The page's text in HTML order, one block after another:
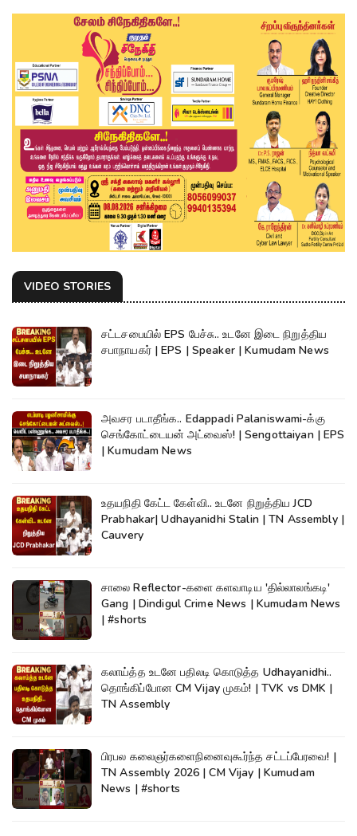
VIDEO STORIES
சட்டசபையில் EPS பேச்சு.. உடனே இடை நிறுத்திய
சபாநாயகர் | EPS | Speaker | Kumudam News
அவசர படாதீங்க.. Edappadi Palaniswami-க்கு
செங்கோட்டையன் அட்வைஸ்! | Sengottaiyan | EPS
| Kumudam News
உதயநிதி கேட்ட கேள்வி.. உடனே நிறுத்திய JCD
Prabhakar| Udhayanidhi Stalin | TN Assembly |
Cauvery
சாலை Reflector-களை களவாடிய 'தில்லாலங்கடி'
Gang | Dindigul Crime News | Kumudam News
| #shorts
கலாய்த்த உடனே பதிலடி கொடுத்த Udhayanidhi..
தொங்கிப்போன CM Vijay முகம்! | TVK vs DMK |
TN Assembly
பிரபல கலைஞர்களைநினைவுகூர்ந்த சட்டப்பேரவை! |
TN Assembly 2026 | CM Vijay | Kumudam
News | #shorts